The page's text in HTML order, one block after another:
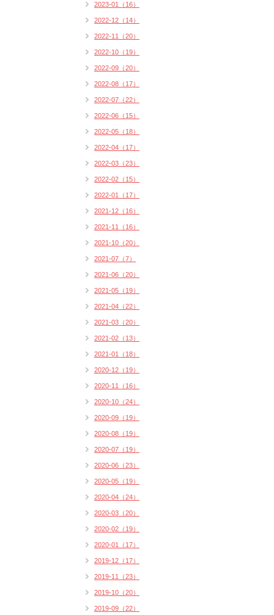
2023-01（16）
2022-12（14）
2022-11（20）
2022-10（19）
2022-09（20）
2022-08（17）
2022-07（22）
2022-06（15）
2022-05（18）
2022-04（17）
2022-03（23）
2022-02（15）
2022-01（17）
2021-12（16）
2021-11（16）
2021-10（20）
2021-07（7）
2021-06（20）
2021-05（19）
2021-04（22）
2021-03（20）
2021-02（13）
2021-01（18）
2020-12（19）
2020-11（16）
2020-10（24）
2020-09（19）
2020-08（19）
2020-07（19）
2020-06（23）
2020-05（19）
2020-04（24）
2020-03（20）
2020-02（19）
2020-01（17）
2019-12（17）
2019-11（23）
2019-10（20）
2019-09（22）